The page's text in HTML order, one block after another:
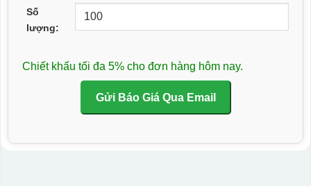
Số
lượng:
Chiết khấu tối đa 5% cho đơn hàng hôm nay.
Gửi Báo Giá Qua Email